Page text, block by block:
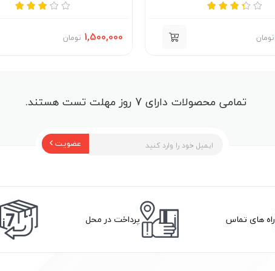
تومان 1,500,000 تومان
تمامی محصولات دارای 7 روز مهلت تست هستند.
عضویت
راه های تماس پرداخت در محل